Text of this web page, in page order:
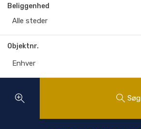
Beliggenhed
Alle steder
Objektnr.
Søg